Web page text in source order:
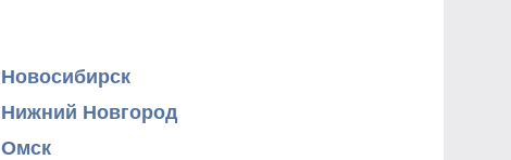
Новосибирск
Нижний Новгород
Омск